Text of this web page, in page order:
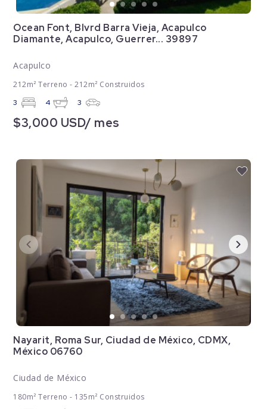
Ocean Font, Blvrd Barra Vieja, Acapulco
Diamante, Acapulco, Guerrer... 39897
Acapulco
212m² Terreno - 212m² Construidos
3 4 3
$3,000 USD/ mes
Nayarit, Roma Sur, Ciudad de México, CDMX,
México 06760
Ciudad de México
180m² Terreno - 135m² Construidos